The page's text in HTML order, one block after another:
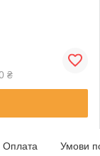
₴
Оплата Умови